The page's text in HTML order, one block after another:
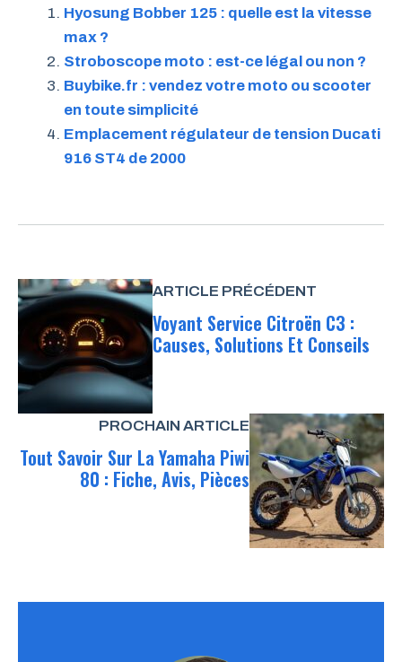
Hyosung Bobber 125 : quelle est la vitesse
max ?
Stroboscope moto : est-ce légal ou non ?
Buybike.fr : vendez votre moto ou scooter
en toute simplicité
Emplacement régulateur de tension Ducati
916 ST4 de 2000
ARTICLE PRÉCÉDENT
Voyant Service Citroën C3 :
Causes, Solutions Et Conseils
PROCHAIN ARTICLE
Tout Savoir Sur La Yamaha Piwi
80 : Fiche, Avis, Pièces